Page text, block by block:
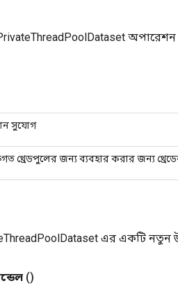
সুযোগ
থ্রেডপুলের জন্য ব্যবহার করার জন্য
এর একটি নতুন
()